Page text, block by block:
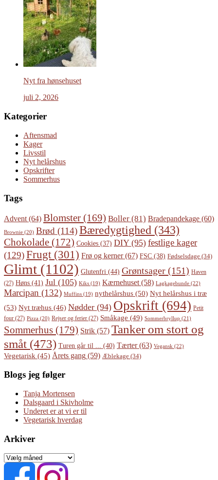
Nyt fra hønsehuset
juli 2, 2026
Kategorier
Aftensmad
Kager
Livsstil
Nyt helårshus
Opskrifter
Sommerhus
Tags
Advent (64) Blomster (169) Boller (81) Bradepandekage (60)
Brownie (20) Brød (114)Bæredygtighed (343)
Chokolade (172) Cookies (37) DIY(95) festlige kager
(129)Frugt(301) Frø og kerner(67) FSC (38) Fødselsdage (34)
Glimt (1102) Glutenfri (44) Grøntsager (151) Haven
(27) Høns (41) Jul (105) Kiks (19) Kærnehuset (58) Lagkagebunde (22)
Marcipan (132) Muffins (19) nythelårshus (50) Nyt helårshus i træ
(53) Nyt træhus (46) Nødder (94) Opskrift (694) Petit
four (27) Pizza (20) Rejser og ferier (27) Småkage (49) Sommerbryllup (21)
Sommerhus (179) Strik (57) Tanker om stort og
småt (473) Turen går til ... (40) Tærter(63) Vegansk (22)
Vegetarisk (45) Årets gang (59) Æblekage (34)
Blogs jeg følger
Tanja Mortensen
Dalsgaard i Skivholme
Underet er at vi er til
Vegetarisk hverdag
Arkiver
Arkiver